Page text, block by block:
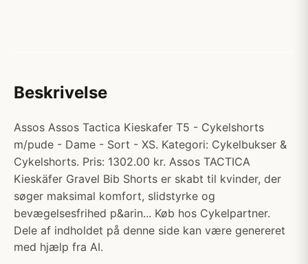
Beskrivelse
Assos Assos Tactica Kieskafer T5 - Cykelshorts
m/pude - Dame - Sort - XS. Kategori: Cykelbukser &
Cykelshorts. Pris: 1302.00 kr. Assos TACTICA
Kieskäfer Gravel Bib Shorts er skabt til kvinder, der
søger maksimal komfort, slidstyrke og
bevægelsesfrihed p&arin... Køb hos Cykelpartner.
Dele af indholdet på denne side kan være genereret
med hjælp fra AI.